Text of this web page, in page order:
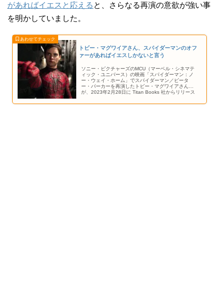
があればイエスと応える と、さらなる再演の意欲が強い事
を明かしていました。
トビー・マグワイアさん、スパイダーマンのオフ
ァーがあればイエスしかないと言う
ソニー・ピクチャーズのMCU（マーベル・シネマテ
ィック・ユニバース）の映画「スパイダーマン：ノ
ー・ウェイ・ホーム」でスパイダーマン／ピータ
ー・パーカーを再演したトビー・マグワイアさん
が、2023年2月28日に Titan Books 社からリリース
Official Movie Special 」の中で、スパイダーマン再